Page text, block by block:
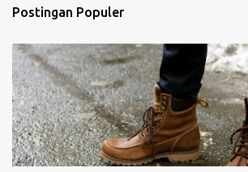
Postingan Populer